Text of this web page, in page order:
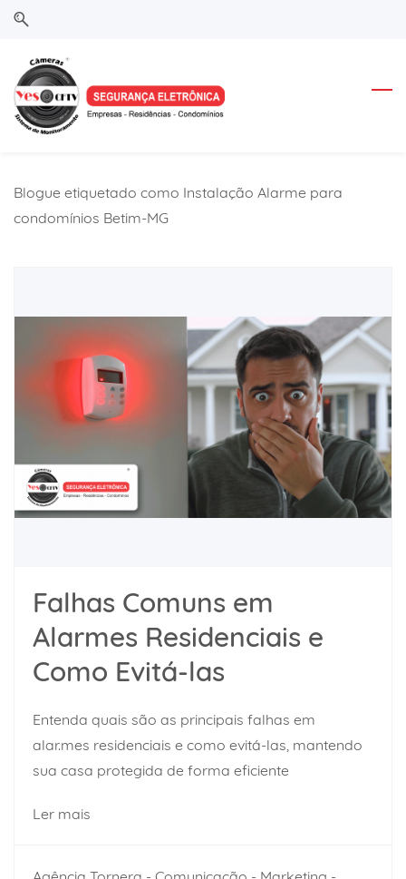
Skip
search
Skip
main
content
Blogue etiquetado como Instalação Alarme para
condomínios Betim-MG
Falhas Comuns em
Alarmes Residenciais e
Como Evitá-las
Entenda quais são as principais falhas em
alar.mes residenciais e como evitá-las, mantendo
sua casa protegida de forma eficiente
Ler mais